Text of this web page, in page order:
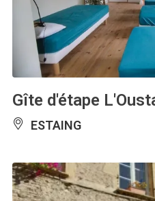
Gîte d'étape
ESTAING